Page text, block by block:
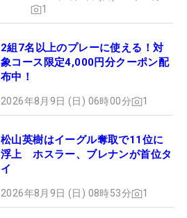
1
2組7名以上のプレーに使える！対
象コース限定4,000円分クーポン配
布中！
2026年8月9日 (日) 06時00分 1
松山英樹はイーグル奪取で11位に
浮上 ホスラー、ブレナンが首位タ
イ
2026年8月9日 (日) 08時53分 1